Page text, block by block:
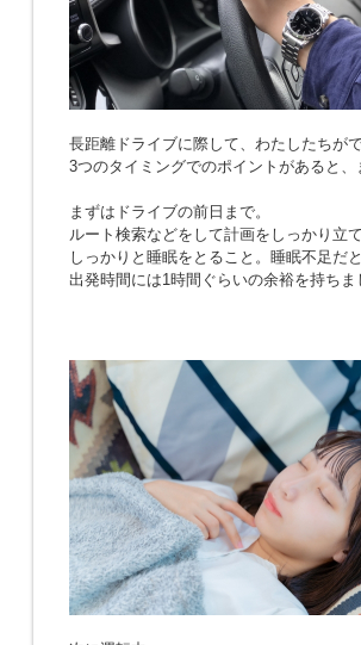
長距離ドライブに際して、わたしたちが
3つのタイミングでのポイントがあると、
まずはドライブの前日まで。
ルート検索などをして計画をしっかり立て
しっかりと睡眠をとること。睡眠不足だ
出発時間には1時間ぐらいの余裕を持ちま